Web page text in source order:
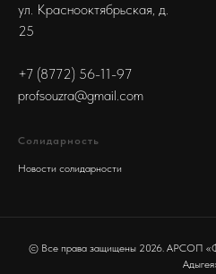
ул. Краснооктябрьская, д.
25
+7 (8772) 56-11-97
profsouzra@gmail.com
Солидарность
Новости солидарности
© Все права защищены 2026. АРСОП